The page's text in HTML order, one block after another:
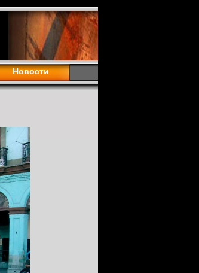
Новости